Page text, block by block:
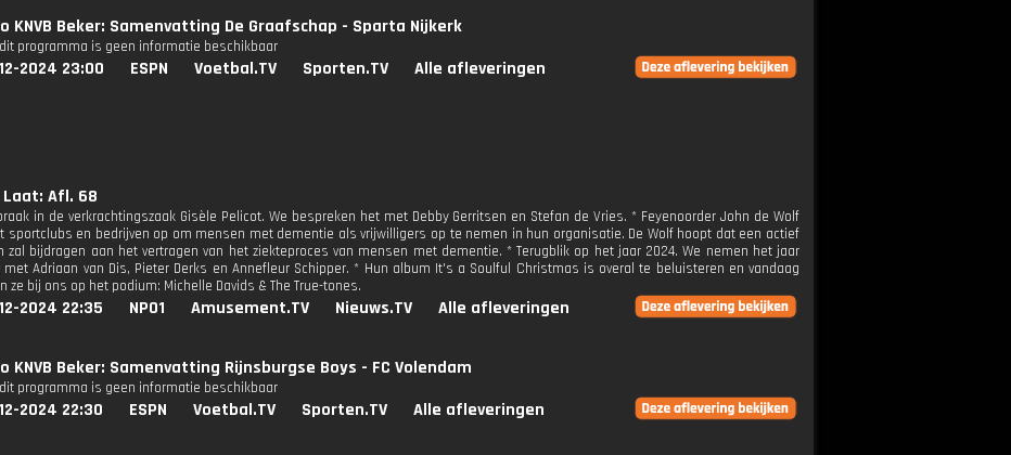
KNVB Beker: Samenvatting De Graafschap - Sparta Nijkerk
programma is geen informatie beschikbaar
2024 23:00 ESPN Voetbal.TV Sporten.TV Alle afleveringen
Laat: Afl. 68
in de verkrachtingszaak Gisèle Pelicot. We bespreken het met Debby Gerritsen en Stefan de Vries. * Feyenoorder John de Wolf
sportclubs en bedrijven op om mensen met dementie als vrijwilligers op te nemen in hun organisatie. De Wolf hoopt dat een actief
zal bijdragen aan het vertragen van het ziekteproces van mensen met dementie. * Terugblik op het jaar 2024. We nemen het jaar
met Adriaan van Dis, Pieter Derks en Annefleur Schipper. * Hun album It's a Soulful Christmas is overal te beluisteren en vandaag
ze bij ons op het podium: Michelle Davids & The True-tones.
2024 22:35 NPO1 Amusement.TV Nieuws.TV Alle afleveringen
KNVB Beker: Samenvatting Rijnsburgse Boys - FC Volendam
programma is geen informatie beschikbaar
2024 22:30 ESPN Voetbal.TV Sporten.TV Alle afleveringen